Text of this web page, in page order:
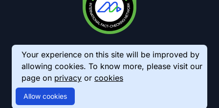
Your experience on this site will be improved by
allowing cookies. To know more, please visit our
page on privacy or cookies
Allow cookies
© 2026 AkhbarMeter. All Rights Reserved